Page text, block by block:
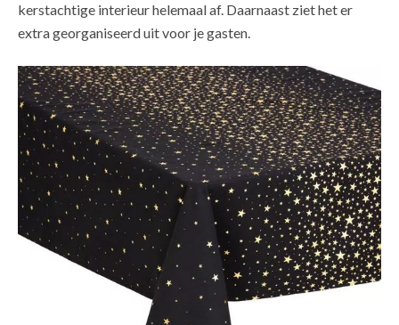
kerstachtige interieur helemaal af. Daarnaast ziet het er
extra georganiseerd uit voor je gasten.